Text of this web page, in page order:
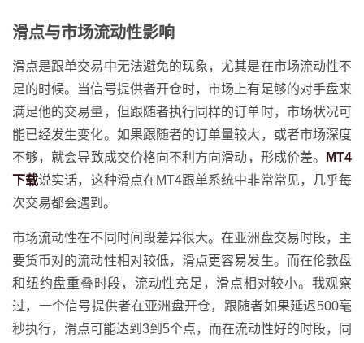
滑点与市场流动性影响
滑点是跟单交易中无法避免的现象，尤其是在市场流动性不
足的时候。当信号提供者开仓时，市场上有足够的对手盘来
满足他的交易量，但跟随者执行同样的订单时，市场状况可
能已经发生变化。如果跟随者的订单量较大，或者市场深度
不够，就会导致成交价格向不利方向滑动，形成价差。
MT4
下载说实话，这种滑点在MT4跟单系统中非常常见，几乎每
次交易都会遇到。
市场流动性在不同时间段差异很大。在亚洲盘交易时段，主
要货币对的流动性相对较低，滑点更容易发生。而在伦敦盘
和纽约盘重叠时段，流动性充足，滑点相对较小。我观察
过，一个信号提供者在亚洲盘开仓，跟随者如果延迟500毫
秒执行，滑点可能达到3到5个点，而在流动性好的时段，同